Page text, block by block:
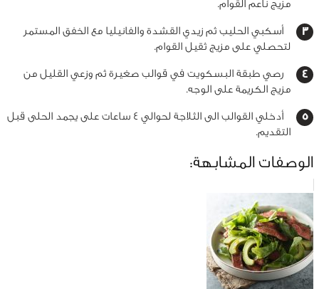
مزيج ناعم القوام.
أسكبي الحليب ثم زيدي القشدة والفانيليا مع الخفق المستمر
لتحصلي على مزيج ثقيل القوام.
رصي طبقة البسكويت في قوالب صغيرة ثم وزعي القليل من
مزيج الكريمة على الوجه.
أدخلي القوالب الى الثلاجة لحوالي 4 ساعات على يجمد الحلى قبل
التقديم.
الوصفات المشابهة: